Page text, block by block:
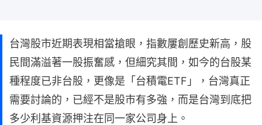
台灣股市近期表現相當搶眼，指數屢創歷史新高，股
民間滿溢著一股振奮感，但細究其間，如今的台股某
種程度已非台股，更像是「台積電ETF」，台灣真正
需要討論的，已經不是股市有多強，而是台灣到底把
多少利基資源押注在同一家公司身上。